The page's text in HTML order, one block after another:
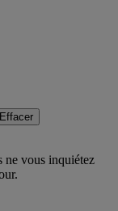
Effacer
ne vous inquiétez